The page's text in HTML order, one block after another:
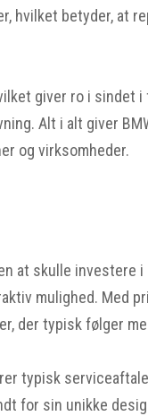
hvilket betyder, at
giver ro i sindet
Alt i alt giver
og virksomheder.
at skulle investere i
mulighed. Med
der typisk følger
typisk
for sin unikke